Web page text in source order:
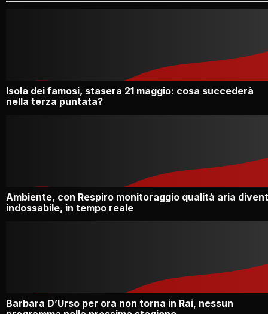
Isola dei famosi, stasera 21 maggio: cosa succederà
nella terza puntata?
Ambiente, con Respiro monitoraggio qualità aria
indossabile, in tempo reale
Barbara D’Urso per ora non torna in Rai, nessun